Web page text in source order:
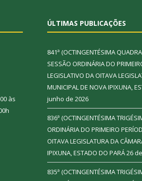
às
ÚLTIMAS PUBLICAÇÕES
841ª (OCTINGENTÉSIMA
SESSÃO ORDINÁRIA DO
LEGISLATIVO DA OITAVA
MUNICIPAL DE NOVA IPIXUNA,
junho de 2026
836ª (OCTINGENTÉSIMA
ORDINÁRIA DO PRIMEIRO
OITAVA LEGISLATURA DA
IPIXUNA, ESTADO DO PARÁ26
835ª (OCTINGENTÉSIMA